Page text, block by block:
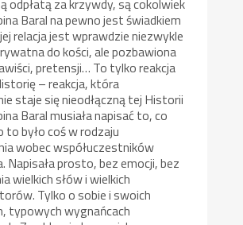
odpłatą za krzywdy, są cokolwiek
Baral na pewno jest świadkiem
relacja jest wprawdzie niezwykle
do kości, ale pozbawiona
pretensji… To tylko reakcja
– reakcja, która
staje się nieodłączną tej Historii
Baral musiała napisać to, co
to było coś w rodzaju
wobec współuczestników
Napisała prosto, bez emocji, bez
wielkich słów i wielkich
Tylko o sobie i swoich
typowych wygnańcach